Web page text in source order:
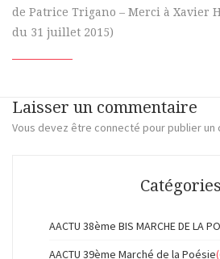
de Patrice Trigano – Merci à Xavier
du 31 juillet 2015)
Laisser un commentaire
Vous devez être connecté pour publier un
Catégories
AACTU 38ème BIS MARCHE DE LA
AACTU 39ème Marché de la Poésie